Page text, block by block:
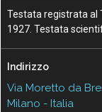
Testata registrata al
1927. Testata
Indirizzo
Via Moretto da
Milano - Italia